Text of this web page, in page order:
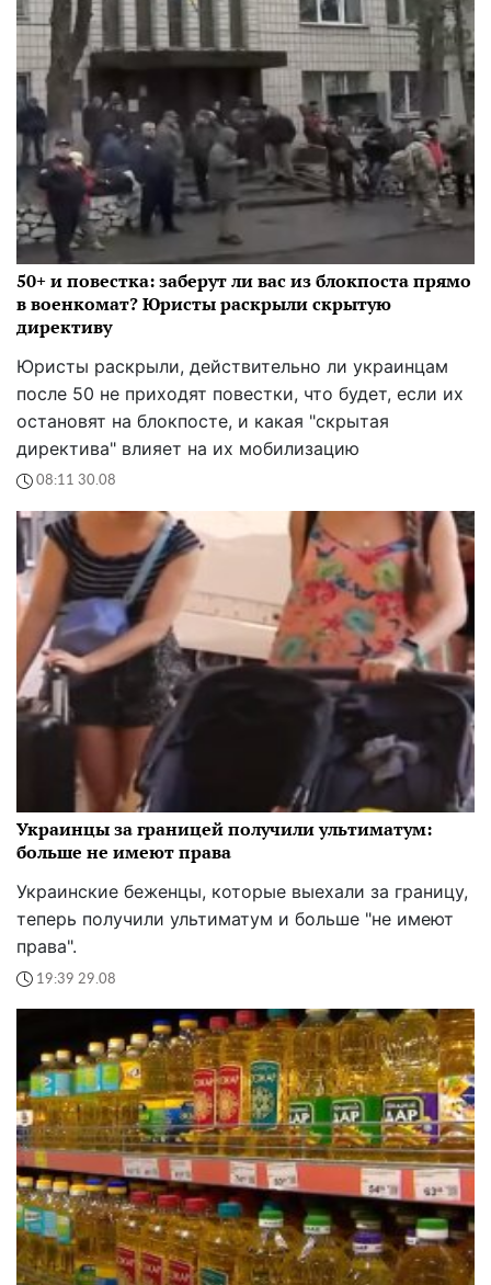
50+ и повестка: заберут ли вас из блокпоста прямо
в военкомат? Юристы раскрыли скрытую
директиву
Юристы раскрыли, действительно ли украинцам
после 50 не приходят повестки, что будет, если их
остановят на блокпосте, и какая "скрытая
директива" влияет на их мобилизацию
08:11 30.08
Украинцы за границей получили ультиматум:
больше не имеют права
Украинские беженцы, которые выехали за границу,
теперь получили ультиматум и больше "не имеют
права".
19:39 29.08